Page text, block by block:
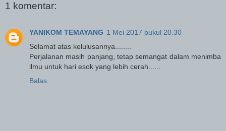
1 komentar:
YANIKOM TEMAYANG 1 Mei 2017 pukul 20.30
Selamat atas kelulusannya........
Perjalanan masih panjang, tetap semangat dalam menimba
ilmu untuk hari esok yang lebih cerah......
Balas